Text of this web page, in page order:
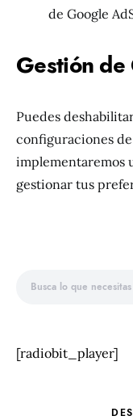
de Google
Gestión de
Puedes
configuraciones
implementaremos
gestionar tus
[radiobit_player]